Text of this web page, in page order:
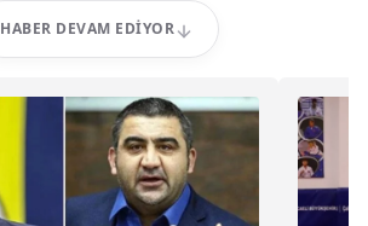
HABER DEVAM EDIYOR